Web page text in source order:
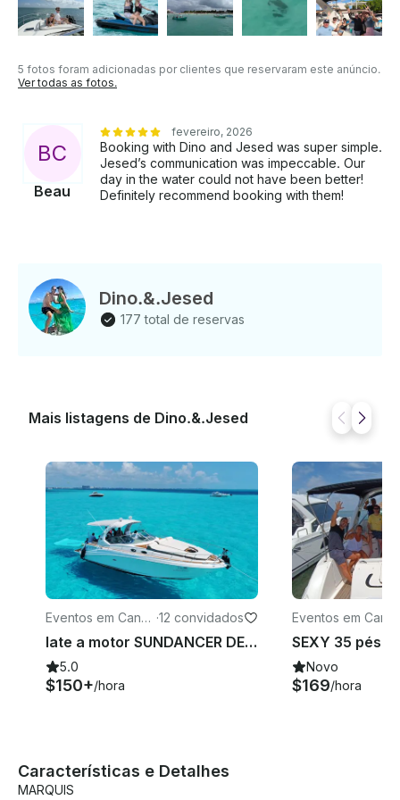
extra) • Em dias especiais, como Véspera de Natal,
Véspera de Ano Novo, as tarifas mudam Se você
da plataforma de mensagens da GetMyBoat antes de
pagar. Basta clicar em “Enviar consulta” e nos enviar
5 fotos foram adicionadas por clientes que reservaram este anúncio.
Ver todas as fotos.
BC
Beau
fevereiro, 2026
Booking with Dino and Jesed was super simple.
Jesed’s communication was impeccable. Our
day in the water could not have been better!
Definitely recommend booking with them!
Dino.&.Jesed
177 total de reservas
Mais listagens de Dino.&.Jesed
Eventos em Cancú
n
·12 convidados
Iate a motor SUNDANCER DE 36 PÉS DIVERTIDO E ACESSÍVEL em Cancún, JETSKI GRATUITO POR 1 HORA
5.0
$150+/hora
Eventos em
n
Novo
$169/hora
Características e Detalhes
MARQUIS